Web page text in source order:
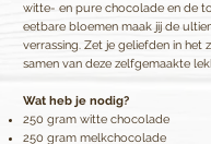
witte- en pure chocolade en de
eetbare bloemen maak jij de
verrassing. Zet je geliefden in het
samen van deze zelfgemaakte
Wat heb je nodig?
250 gram witte chocolade
250 gram melkchocolade